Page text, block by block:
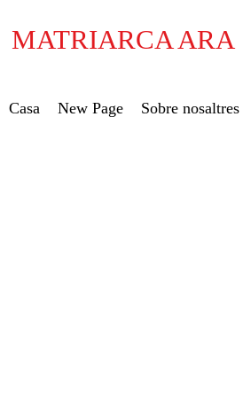
MATRIARCA ARA
Casa New Page Sobre nosaltres